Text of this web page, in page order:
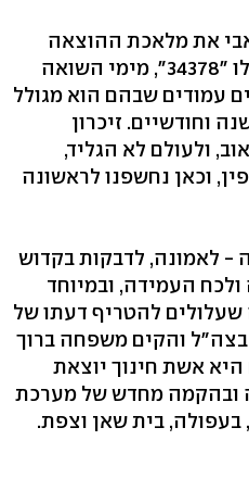
את מלאכת ההוצאה
לאור של ספר הזיכרונות שלו "34378", מימי השואה
עמודים שבהם הוא מגולל
וחודשיים. זיכרון
ולעולם לא הגליד,
וכאן נחשפנו לראשונה
לאמונה, לדבקות בקדוש
ולכח העמידה, ובמיוחד
להטריף דעתו של
והקים משפחה ברוך
אשת חינוך יוצאת
ובהקמה מחדש של מערכת
בעפולה, בית שאן וצפת.